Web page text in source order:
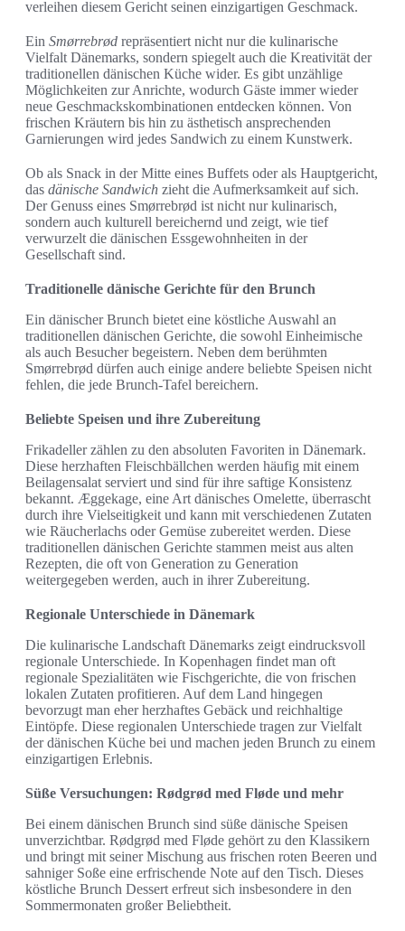
verleihen diesem Gericht seinen einzigartigen Geschmack.
Ein Smørrebrød repräsentiert nicht nur die kulinarische
Vielfalt Dänemarks, sondern spiegelt auch die Kreativität der
traditionellen dänischen Küche wider. Es gibt unzählige
Möglichkeiten zur Anrichte, wodurch Gäste immer wieder
neue Geschmackskombinationen entdecken können. Von
frischen Kräutern bis hin zu ästhetisch ansprechenden
Garnierungen wird jedes Sandwich zu einem Kunstwerk.
Ob als Snack in der Mitte eines Buffets oder als Hauptgericht,
das dänische Sandwich zieht die Aufmerksamkeit auf sich.
Der Genuss eines Smørrebrød ist nicht nur kulinarisch,
sondern auch kulturell bereichernd und zeigt, wie tief
verwurzelt die dänischen Essgewohnheiten in der
Gesellschaft sind.
Traditionelle dänische Gerichte für den Brunch
Ein dänischer Brunch bietet eine köstliche Auswahl an
traditionellen dänischen Gerichte, die sowohl Einheimische
als auch Besucher begeistern. Neben dem berühmten
Smørrebrød dürfen auch einige andere beliebte Speisen nicht
fehlen, die jede Brunch-Tafel bereichern.
Beliebte Speisen und ihre Zubereitung
Frikadeller zählen zu den absoluten Favoriten in Dänemark.
Diese herzhaften Fleischbällchen werden häufig mit einem
Beilagensalat serviert und sind für ihre saftige Konsistenz
bekannt. Æggekage, eine Art dänisches Omelette, überrascht
durch ihre Vielseitigkeit und kann mit verschiedenen Zutaten
wie Räucherlachs oder Gemüse zubereitet werden. Diese
traditionellen dänischen Gerichte stammen meist aus alten
Rezepten, die oft von Generation zu Generation
weitergegeben werden, auch in ihrer Zubereitung.
Regionale Unterschiede in Dänemark
Die kulinarische Landschaft Dänemarks zeigt eindrucksvoll
regionale Unterschiede. In Kopenhagen findet man oft
regionale Spezialitäten wie Fischgerichte, die von frischen
lokalen Zutaten profitieren. Auf dem Land hingegen
bevorzugt man eher herzhaftes Gebäck und reichhaltige
Eintöpfe. Diese regionalen Unterschiede tragen zur Vielfalt
der dänischen Küche bei und machen jeden Brunch zu einem
einzigartigen Erlebnis.
Süße Versuchungen: Rødgrød med Fløde und mehr
Bei einem dänischen Brunch sind süße dänische Speisen
unverzichtbar. Rødgrød med Fløde gehört zu den Klassikern
und bringt mit seiner Mischung aus frischen roten Beeren und
sahniger Soße eine erfrischende Note auf den Tisch. Dieses
köstliche Brunch Dessert erfreut sich insbesondere in den
Sommermonaten großer Beliebtheit.